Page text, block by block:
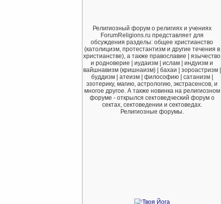
Религиозный форум о религиях и учениях
ForumReligions.ru представляет для
обсуждения разделы: общее христианство
(католицизм, протестантизм и другие течения в
христианстве), а также православие | язычество
и родноверие | иудаизм | ислам | индуизм и
вайшнавизм (кришнаизм) | бахаи | зороастризм |
буддизм | атеизм | философию | сатанизм |
эзотерику, магию, астрологию, экстрасенсов, и
многое другое. А также новинка на религиозном
форуме - открылся сектоведческий форум о
сектах, сектоведении и сектоведах.
Религиозные форумы.